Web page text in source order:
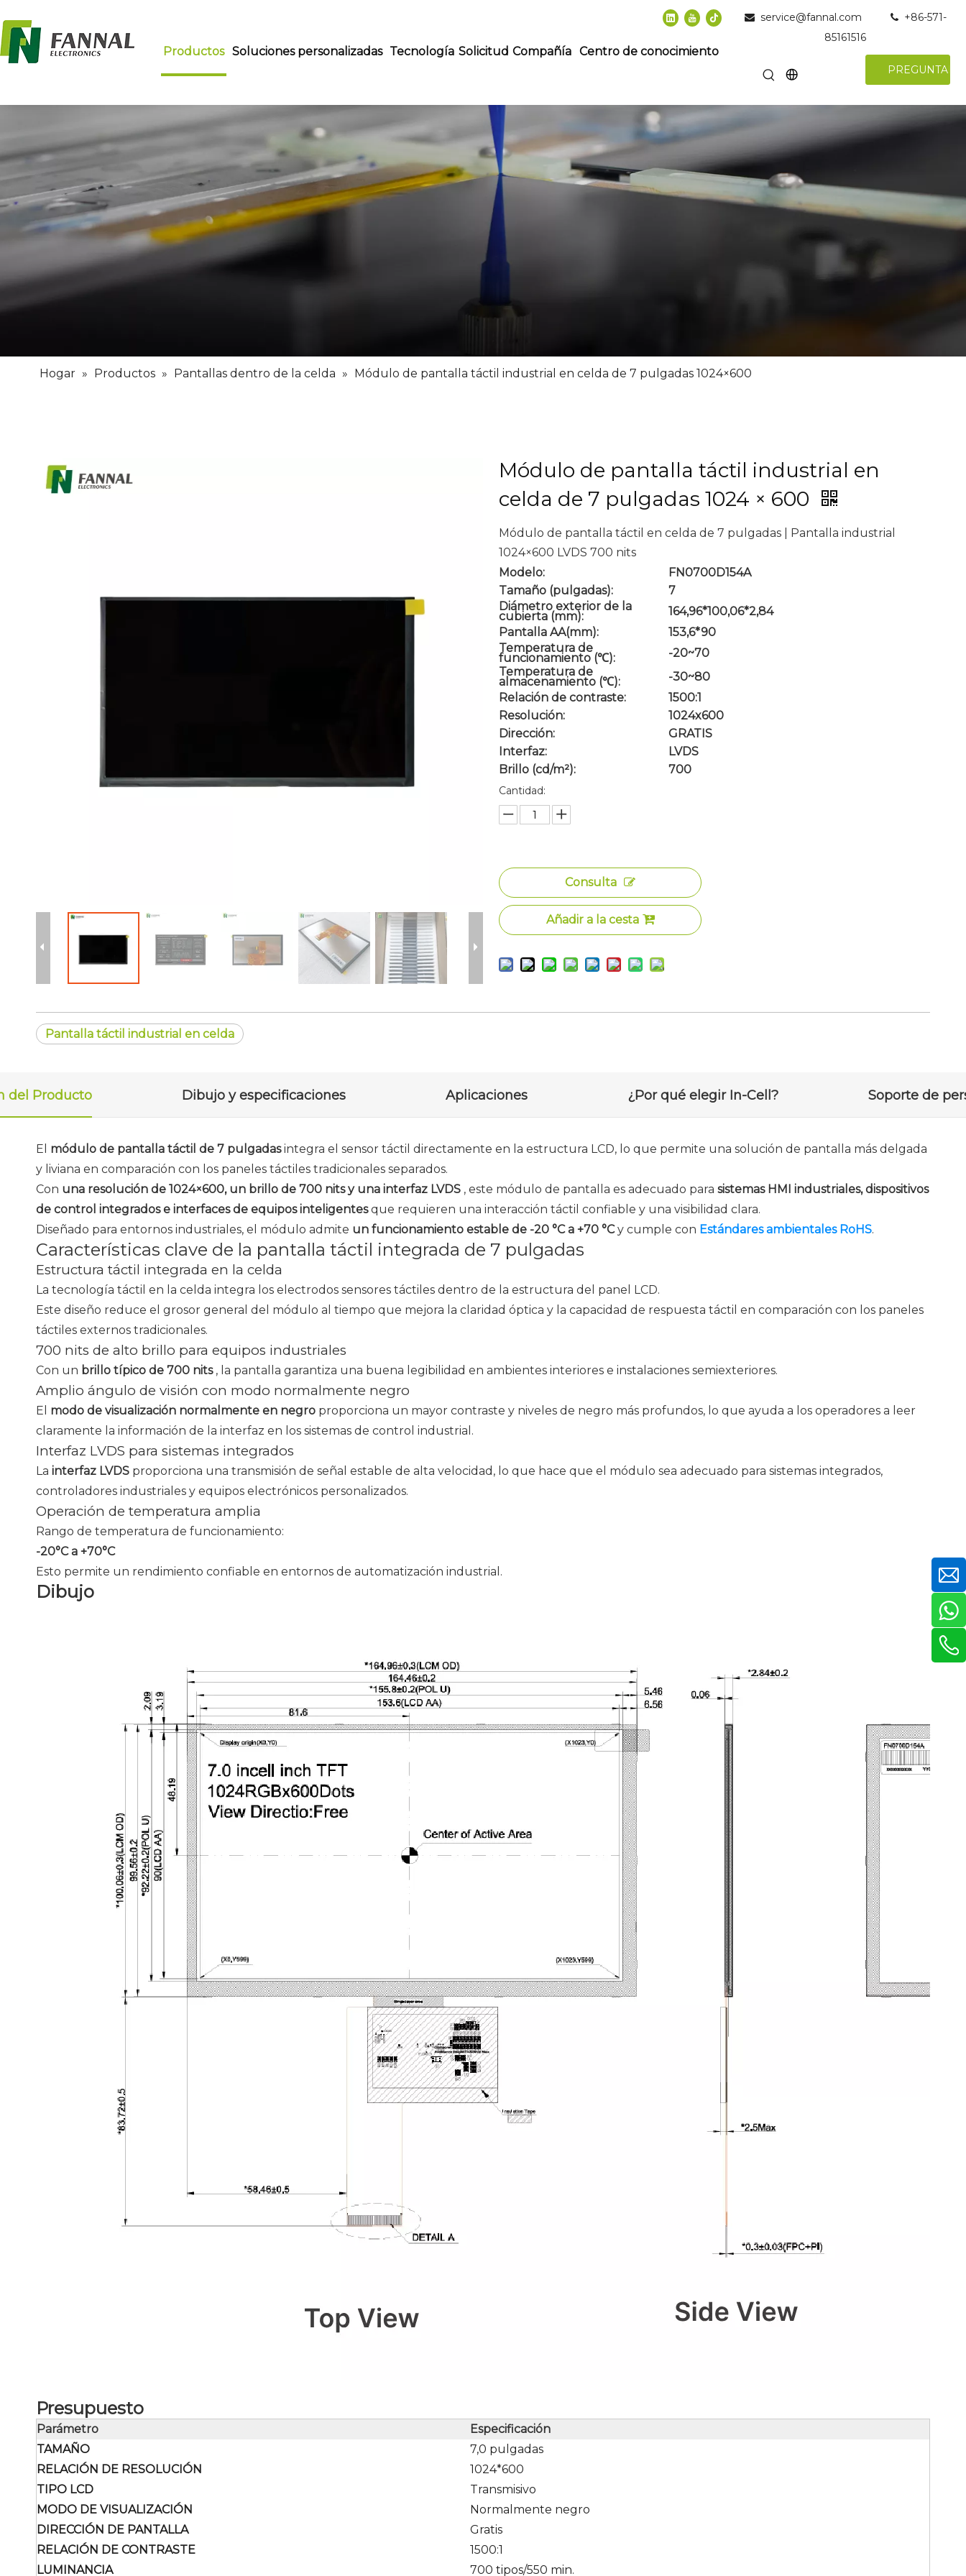
Productos Soluciones personalizadas Tecnología Solicitud Compañía Centro de conocimiento
 service@fannal.com +86-571-
85161516
PREGUNTAR
Hogar » Productos » Pantallas dentro de la celda » Módulo de pantalla táctil industrial en celda de 7 pulgadas 1024×600
Módulo de pantalla táctil industrial en
celda de 7 pulgadas 1024 × 600
Módulo de pantalla táctil en celda de 7 pulgadas | Pantalla industrial
1024×600 LVDS 700 nits
Modelo:
FN0700D154A
Tamaño (pulgadas):
7
Diámetro exterior de la
cubierta (mm):
164,96*100,06*2,84
Pantalla AA(mm):
153,6*90
Temperatura de
funcionamiento (℃):
-20~70
Temperatura de
almacenamiento (℃):
-30~80
Relación de contraste:
1500:1
Resolución:
1024x600
Dirección:
GRATIS
Interfaz:
LVDS
Brillo (cd/m²):
700
Cantidad:
Consulta
Añadir a la cesta
Pantalla táctil industrial en celda
del Producto Dibujo y especificaciones Aplicaciones ¿Por qué elegir In-Cell?
El módulo de pantalla táctil de 7 pulgadasintegra el sensor táctil directamente en la estructura LCD, lo que permite una solución de pantalla más delgada
y liviana en comparación con los paneles táctiles tradicionales separados.
Con una resolución de 1024×600, un brillo de 700 nits y una interfaz LVDS , este módulo de pantalla es adecuado para sistemas HMI industriales, dispositivos
de control integrados e interfaces de equipos inteligentesque requieren una interacción táctil confiable y una visibilidad clara.
Diseñado para entornos industriales, el módulo admite un funcionamiento estable de -20 °C a +70 °Cy cumple con Estándares ambientales RoHS.
Características clave de la pantalla táctil integrada de 7 pulgadas
Estructura táctil integrada en la celda
La tecnología táctil en la celda integra los electrodos sensores táctiles dentro de la estructura del panel LCD.
Este diseño reduce el grosor general del módulo al tiempo que mejora la claridad óptica y la capacidad de respuesta táctil en comparación con los paneles
táctiles externos tradicionales.
700 nits de alto brillo para equipos industriales
Con un brillo típico de 700 nits , la pantalla garantiza una buena legibilidad en ambientes interiores e instalaciones semiexteriores.
Amplio ángulo de visión con modo normalmente negro
El modo de visualización normalmente en negro proporciona un mayor contraste y niveles de negro más profundos, lo que ayuda a los operadores a leer
claramente la información de la interfaz en los sistemas de control industrial.
Interfaz LVDS para sistemas integrados
La interfaz LVDS proporciona una transmisión de señal estable de alta velocidad, lo que hace que el módulo sea adecuado para sistemas integrados,
controladores industriales y equipos electrónicos personalizados.
Operación de temperatura amplia
Rango de temperatura de funcionamiento:
-20°C a +70°C
Esto permite un rendimiento confiable en entornos de automatización industrial.
Dibujo
Presupuesto
Parámetro
Especificación
TAMAÑO
7,0 pulgadas
RELACIÓN DE RESOLUCIÓN
1024*600
TIPO LCD
Transmisivo
MODO DE VISUALIZACIÓN
Normalmente negro
DIRECCIÓN DE PANTALLA
Gratis
RELACIÓN DE CONTRASTE
1500:1
LUMINANCIA
700 tipos/550 min.